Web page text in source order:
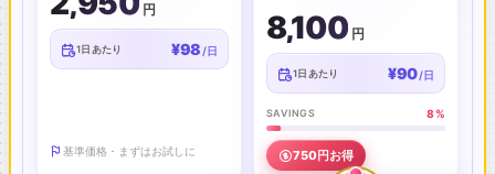
円
1日あたり ¥98/日
基準価格・まずはお試しに
8,100 円
1日あたり ¥90/日
SAVINGS 8%
750円お得